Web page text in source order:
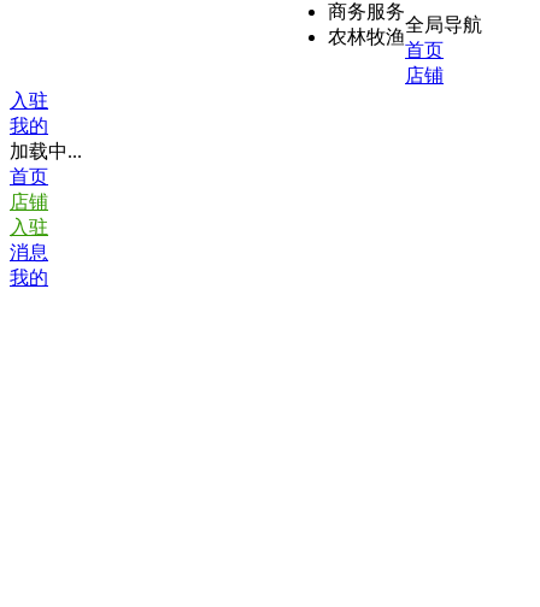
商务服务
农林牧渔
全局导航
首页
店铺
入驻
我的
加载中...
首页
店铺
入驻
消息
我的